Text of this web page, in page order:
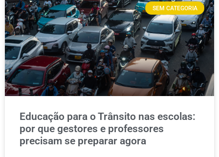
SEM CATEGORIA
Educação para o Trânsito nas escolas:
por que gestores e professores
precisam se preparar agora